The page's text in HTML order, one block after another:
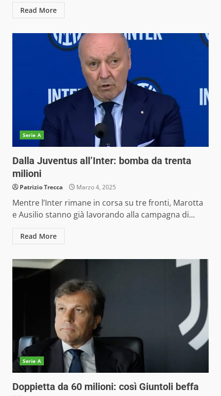
Read More
Serie A
Dalla Juventus all’Inter: bomba da trenta
milioni
Patrizio Trecca Marzo 4, 2025
Mentre l’Inter rimane in corsa su tre fronti, Marotta
e Ausilio stanno già lavorando alla campagna di...
Read More
Serie A
Doppietta da 60 milioni: così Giuntoli beffa